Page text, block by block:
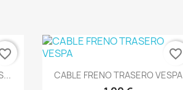
Vista rápida
CABLE FRENO TRASERO VESPA
favorite_border